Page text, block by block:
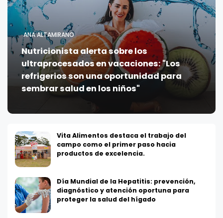
ANA ALTAMIRANO
Nutricionista alerta sobre los
ultraprocesados en vacaciones: "Los
refrigerios son una oportunidad para
sembrar salud en los niños"
Vita Alimentos destaca el trabajo del
campo como el primer paso hacia
productos de excelencia.
Día Mundial de la Hepatitis: prevención,
diagnóstico y atención oportuna para
proteger la salud del hígado